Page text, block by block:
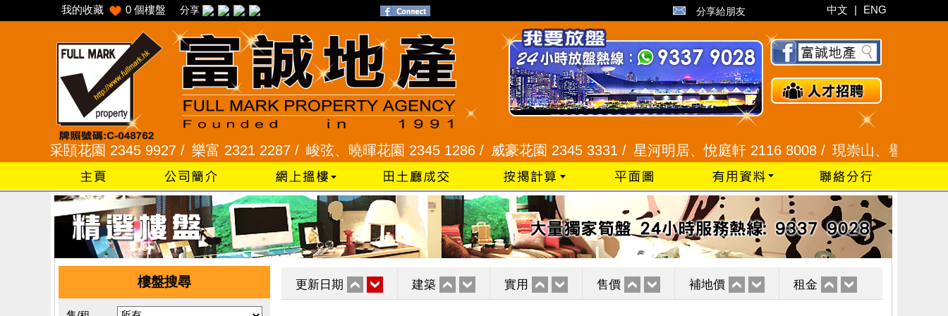
我的收藏 0 個樓盤 分享 分享給朋友 中文 | ENG
采頣花園 2345 9927 /樂富 2321 2287 /峻弦、曉暉花園 2345 1286 /威豪花園 2345 3331 /星河明居、悅庭軒 2116 8008 /現崇山、譽港灣 2345
樓盤搜尋 更新日期 建築 實用 售價 補地價 租金